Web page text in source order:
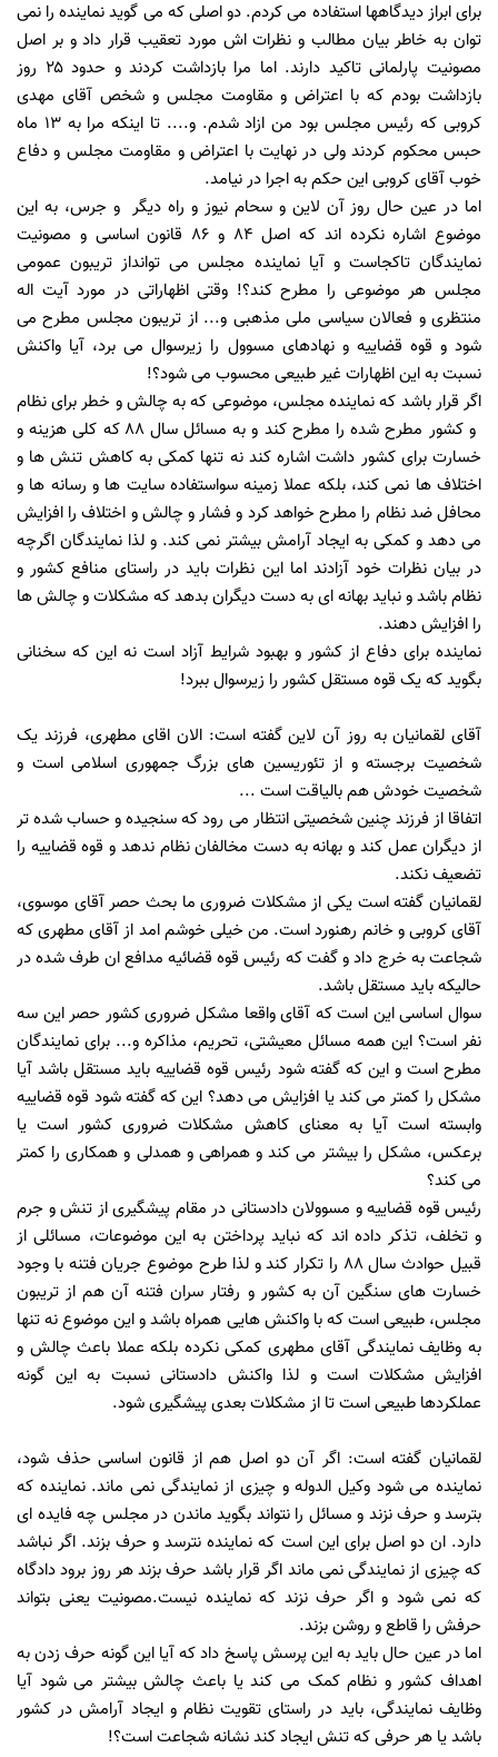
برای ابراز دیدگاهها استفاده می کردم. دو اصلی که می گوید نماینده را نمی
توان به خاطر بیان مطالب و نظرات اش مورد تعقیب قرار داد و بر اصل
مصونیت پارلمانی تاکید دارند. اما مرا بازداشت کردند و حدود ۲۵ روز
بازداشت بودم که با اعتراض و مقاومت مجلس و شخص آقای مهدی
کروبی که رئیس مجلس بود من ازاد شدم. و.... تا اینکه مرا به ۱۳ ماه
حبس محکوم کردند ولی در نهایت با اعتراض و مقاومت مجلس و دفاع
خوب آقای کروبی این حکم به اجرا در نیامد.
اما در عین حال روز آن لاین و سحام نیوز و راه دیگر و جرس، به این
موضوع اشاره نکرده اند که اصل 84 و 86 قانون اساسی و مصونیت
نمایندگان تاکجاست و آیا نماینده مجلس می توانداز تریبون عمومی
مجلس هر موضوعی را مطرح کند؟! وقتی اظهاراتی در مورد آیت اله
منتظری و فعالان سیاسی ملی مذهبی و... از تریبون مجلس مطرح می
شود و قوه قضاییه و نهادهای مسوول را زیرسوال می برد، آیا واکنش
نسبت به این اظهارات غیر طبیعی محسوب می شود؟!
اگر قرار باشد که نماینده مجلس، موضوعی که به چالش و خطر برای نظام
و کشور مطرح شده را مطرح کند و به مسائل سال 88 که کلی هزینه و
خسارت برای کشور داشت اشاره کند نه تنها کمکی به کاهش تنش ها و
اختلاف ها نمی کند، بلکه عملا زمینه سواستفاده سایت ها و رسانه ها و
محافل ضد نظام را مطرح خواهد کرد و فشار و چالش و اختلاف را افزایش
می دهد و کمکی به ایجاد آرامش بیشتر نمی کند. و لذا نمایندگان اگرچه
در بیان نظرات خود آزادند اما این نظرات باید در راستای منافع کشور و
نظام باشد و نباید بهانه ای به دست دیگران بدهد که مشکلات و چالش ها
را افزایش دهند.
نماینده برای دفاع از کشور و بهبود شرایط آزاد است نه این که سخنانی
بگوید که یک قوه مستقل کشور را زیرسوال ببرد!
آقای لقمانیان به روز آن لاین گفته است: الان اقای مطهری، فرزند یک
شخصیت برجسته و از تئوریسین های بزرگ جمهوری اسلامی است و
شخصیت خودش هم بالیاقت است ...
اتفاقا از فرزند چنین شخصیتی انتظار می رود که سنجیده و حساب شده تر
از دیگران عمل کند و بهانه به دست مخالفان نظام ندهد و قوه قضاییه را
تضعیف نکند.
لقمانیان گفته است یکی از مشکلات ضروری ما بحث حصر آقای موسوی،
آقای کروبی و خانم رهنورد است. من خیلی خوشم امد از آقای مطهری که
شجاعت به خرج داد و گفت که رئیس قوه قضائیه مدافع ان طرف شده در
حالیکه باید مستقل باشد.
سوال اساسی این است که آقای واقعا مشکل ضروری کشور حصر این سه
نفر است؟ این همه مسائل معیشتی، تحریم، مذاکره و... برای نمایندگان
مطرح است و این که گفته شود رئیس قوه قضاییه باید مستقل باشد آیا
مشکل را کمتر می کند یا افزایش می دهد؟ این که گفته شود قوه قضاییه
وابسته است آیا به معنای کاهش مشکلات ضروری کشور است یا
برعکس، مشکل را بیشتر می کند و همراهی و همدلی و همکاری را کمتر
می کند؟
رئیس قوه قضاییه و مسوولان دادستانی در مقام پیشگیری از تنش و جرم
و تخلف، تذکر داده اند که نباید پرداختن به این موضوعات، مسائلی از
قبیل حوادث سال 88 را تکرار کند و لذا طرح موضوع جریان فتنه با وجود
خسارت های سنگین آن به کشور و رفتار سران فتنه آن هم از تریبون
مجلس، طبیعی است که با واکنش هایی همراه باشد و این موضوع نه تنها
به وظایف نمایندگی آقای مطهری کمکی نکرده بلکه عملا باعث چالش و
افزایش مشکلات است و لذا واکنش دادستانی نسبت به این گونه
عملکردها طبیعی است تا از مشکلات بعدی پیشگیری شود.
لقمانیان گفته است: اگر آن دو اصل هم از قانون اساسی حذف شود،
نماینده می شود وکیل الدوله و چیزی از نمایندگی نمی ماند. نماینده که
بترسد و حرف نزند و مسائل را نتواند بگوید ماندن در مجلس چه فایده ای
دارد. ان دو اصل برای این است که نماینده نترسد و حرف بزند. اگر نباشد
که چیزی از نمایندگی نمی ماند اگر قرار باشد حرف بزند هر روز برود دادگاه
که نمی شود و اگر حرف نزند که نماینده نیست.مصونیت یعنی بتواند
حرفش را قاطع و روشن بزند.
اما در عین حال باید به این پرسش پاسخ داد که آیا این گونه حرف زدن به
اهداف کشور و نظام کمک می کند یا باعث چالش بیشتر می شود آیا
وظایف نمایندگی، باید در راستای تقویت نظام و ایجاد آرامش در کشور
باشد یا هر حرفی که تنش ایجاد کند نشانه شجاعت است؟!